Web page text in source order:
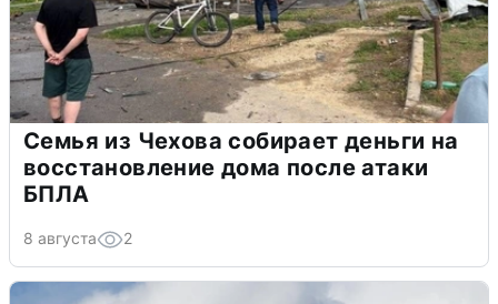
Семья из Чехова собирает деньги на
восстановление дома после атаки
БПЛА
8 августа 2